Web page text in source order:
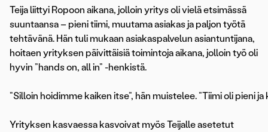
Teija liittyi Ropoon aikana, jolloin yritys oli vielä etsimässä
suuntaansa – pieni tiimi, muutama asiakas ja paljon työtä
tehtävänä. Hän tuli mukaan asiakaspalvelun asiantuntijana,
hoitaen yrityksen päivittäisiä toimintoja aikana, jolloin työ oli
hyvin ”hands on, all in” -henkistä.
”Silloin hoidimme kaiken itse”, hän muistelee. ”Tiimi oli pieni
Yrityksen kasvaessa kasvoivat myös Teijalle asetetut